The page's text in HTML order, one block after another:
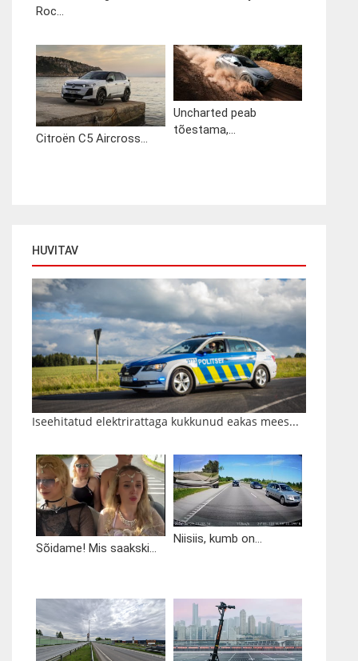
Roc...
Citroën C5 Aircross...
Uncharted peab
tõestama,...
HUVITAV
Iseehitatud elektrirattaga kukkunud eakas mees...
Sõidame! Mis saakski...
Niisiis, kumb on...